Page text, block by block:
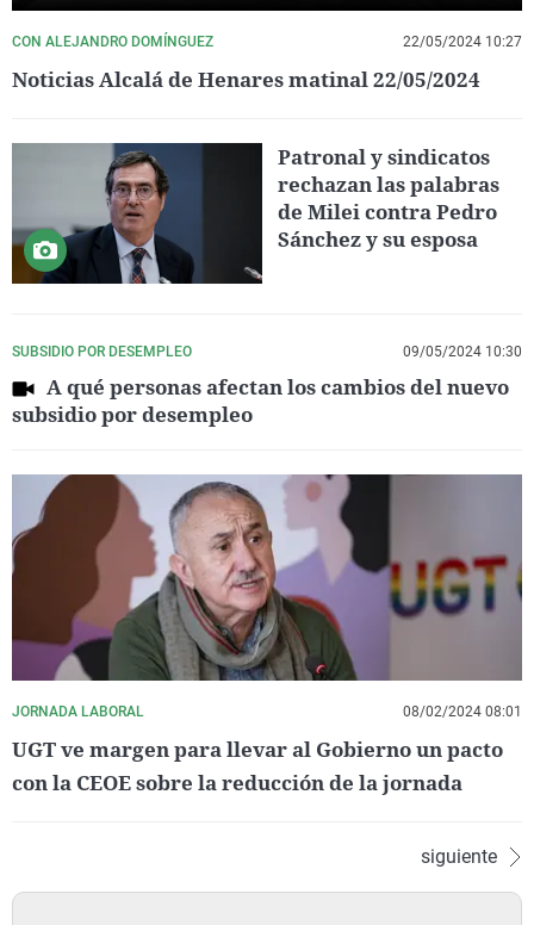
CON ALEJANDRO DOMÍNGUEZ 22/05/2024 10:27
Noticias Alcalá de Henares matinal 22/05/2024
Patronal y sindicatos
rechazan las palabras
de Milei contra Pedro
Sánchez y su esposa
SUBSIDIO POR DESEMPLEO 09/05/2024 10:30
A qué personas afectan los cambios del nuevo
subsidio por desempleo
JORNADA LABORAL 08/02/2024 08:01
UGT ve margen para llevar al Gobierno un pacto
con la CEOE sobre la reducción de la jornada
siguiente